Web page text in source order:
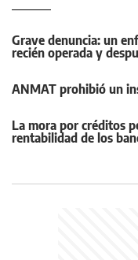
Grave denuncia: un
recién operada y
ANMAT prohibió un
La mora por créditos
rentabilidad de los